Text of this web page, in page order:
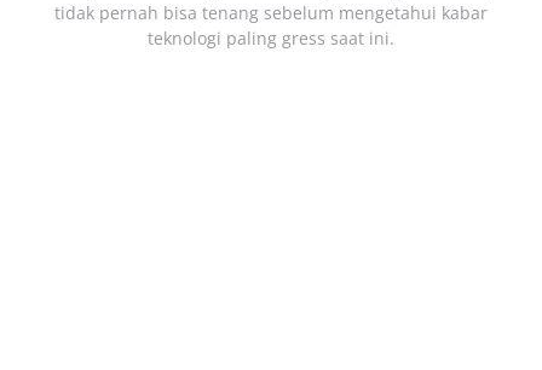
tidak pernah bisa tenang sebelum mengetahui kabar
teknologi paling gress saat ini.